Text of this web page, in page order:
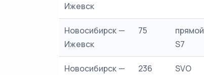
Ижевск
Новосибирск —
Ижевск
75
прямой
S7
Новосибирск —
236 SVO